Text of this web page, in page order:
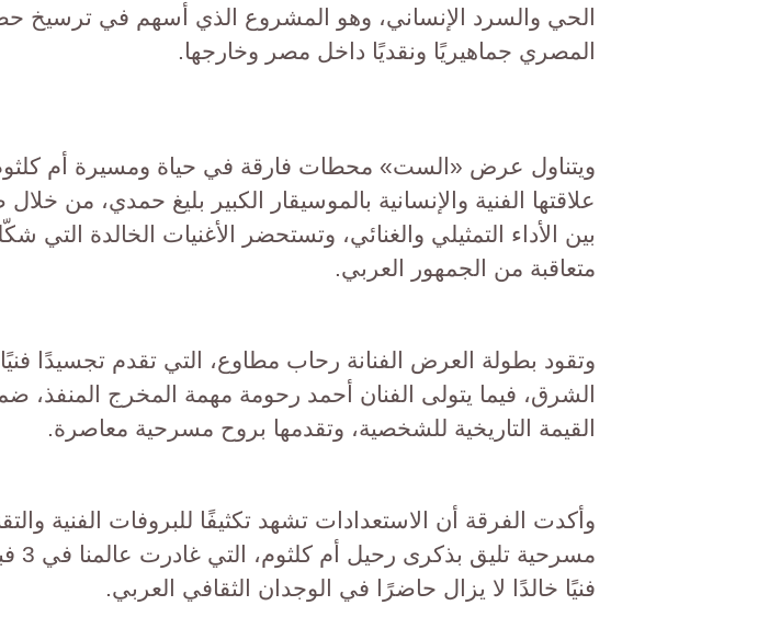
الحي والسرد الإنساني، وهو المشروع الذي أسهم في ترسيخ
المصري جماهيريًا ونقديًا داخل مصر وخارجها.
ويتناول عرض «الست» محطات فارقة في حياة ومسيرة أم
علاقتها الفنية والإنسانية بالموسيقار الكبير بليغ حمدي، من
بين الأداء التمثيلي والغنائي، وتستحضر الأغنيات الخالدة التي
متعاقبة من الجمهور العربي.
وتقود بطولة العرض الفنانة رحاب مطاوع، التي تقدم تجسيدًا
الشرق، فيما يتولى الفنان أحمد رحومة مهمة المخرج المنفذ،
القيمة التاريخية للشخصية، وتقدمها بروح مسرحية معاصرة.
وأكدت الفرقة أن الاستعدادات تشهد تكثيفًا للبروفات الفنية
فنيًا خالدًا لا يزال حاضرًا في الوجدان الثقافي العربي.